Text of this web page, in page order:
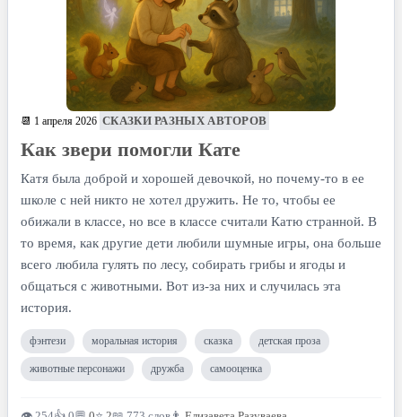
📆 1 апреля 2026 СКАЗКИ РАЗНЫХ АВТОРОВ
Как звери помогли Кате
Катя была доброй и хорошей девочкой, но почему-то в ее
школе с ней никто не хотел дружить. Не то, чтобы ее
обижали в классе, но все в классе считали Катю странной. В
то время, как другие дети любили шумные игры, она больше
всего любила гулять по лесу, собирать грибы и ягоды и
общаться с животными. Вот из-за них и случилась эта
история.
фэнтези моральная история сказка детская проза
животные персонажи дружба самооценка